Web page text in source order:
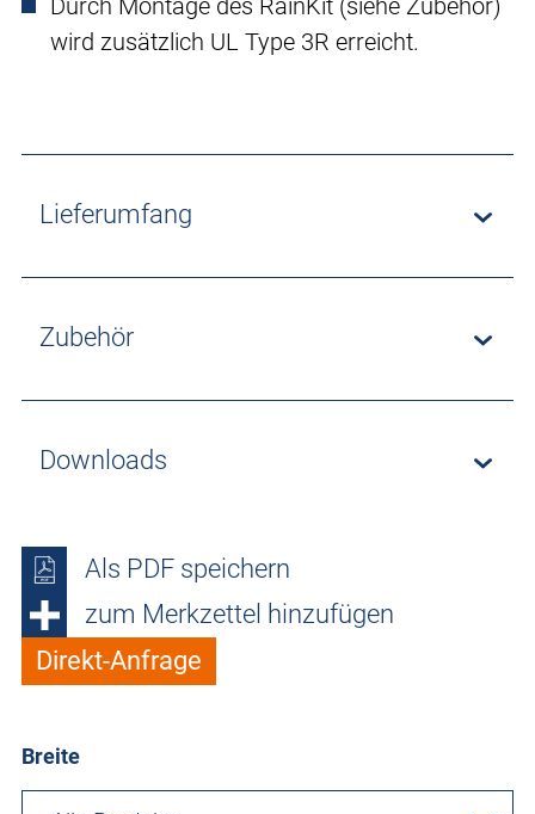
Durch Montage des RainKit (siehe Zubehör)
wird zusätzlich UL Type 3R erreicht.
Lieferumfang
Zubehör
Downloads
Als PDF speichern
zum Merkzettel hinzufügen
Direkt-Anfrage
Breite